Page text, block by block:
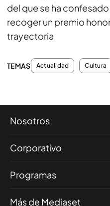
del que se ha
recoger un premio
trayectoria.
TEMAS Actualidad Cultura
Nosotros
Corporativo
Programas
Más de Mediaset